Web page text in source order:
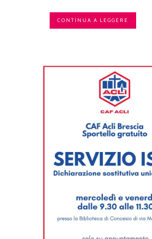
CONTINUA A LEGGERE